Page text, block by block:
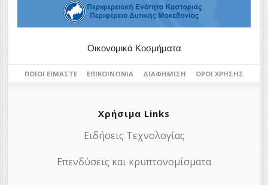
Οικονομικά Κοσμήματα
ΠΟΙΟΙ ΕΊΜΑΣΤΕ ΕΠΙΚΟΙΝΩΝΊΑ ΔΙΑΦΉΜΙΣΗ ΌΡΟΙ ΧΡΉΣΗΣ
Χρήσιμα Links
Ειδήσεις Τεχνολογίας
Επενδύσεις και κρυπτονομίσματα